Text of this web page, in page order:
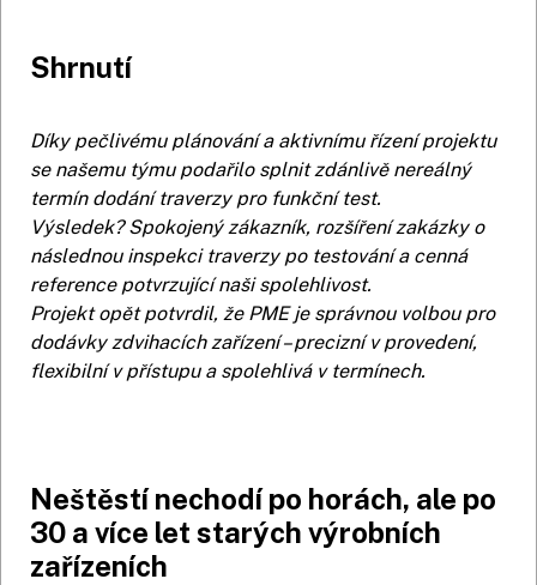
Shrnutí
Díky pečlivému plánování a aktivnímu řízení projektu
se našemu týmu podařilo splnit zdánlivě nereálný
termín dodání traverzy pro funkční test.
Výsledek? Spokojený zákazník, rozšíření zakázky o
následnou inspekci traverzy po testování a cenná
reference potvrzující naši spolehlivost.
Projekt opět potvrdil, že PME je správnou volbou pro
dodávky zdvihacích zařízení – precizní v provedení,
flexibilní v přístupu a spolehlivá v termínech.
Neštěstí nechodí po horách, ale po
30 a více let starých výrobních
zařízeních